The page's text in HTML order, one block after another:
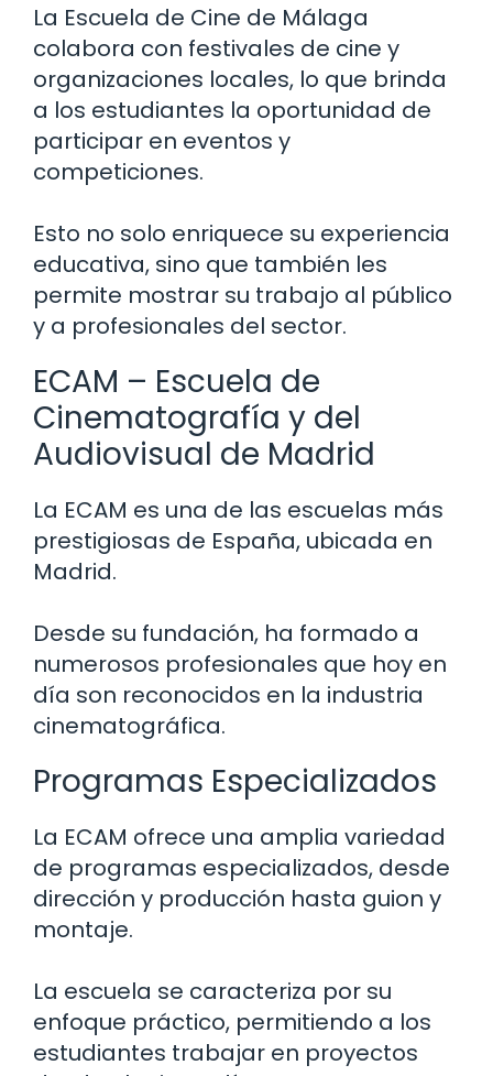
La Escuela de Cine de Málaga
colabora con festivales de cine y
organizaciones locales, lo que brinda
a los estudiantes la oportunidad de
participar en eventos y
competiciones.
Esto no solo enriquece su experiencia
educativa, sino que también les
permite mostrar su trabajo al público
y a profesionales del sector.
ECAM – Escuela de
Cinematografía y del
Audiovisual de Madrid
La ECAM es una de las escuelas más
prestigiosas de España, ubicada en
Madrid.
Desde su fundación, ha formado a
numerosos profesionales que hoy en
día son reconocidos en la industria
cinematográfica.
Programas Especializados
La ECAM ofrece una amplia variedad
de programas especializados, desde
dirección y producción hasta guion y
montaje.
La escuela se caracteriza por su
enfoque práctico, permitiendo a los
estudiantes trabajar en proyectos